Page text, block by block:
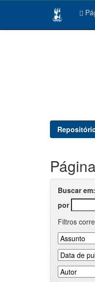
Buscar em:
por
Filtros